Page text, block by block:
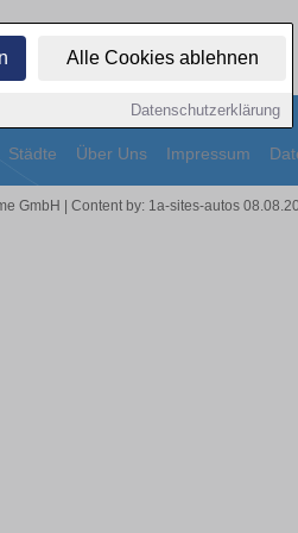
Alle Cookies ablehnen
Datenschutzerklärung
Städte Über Uns Impressum
GmbH | Content by: 1a-sites-autos